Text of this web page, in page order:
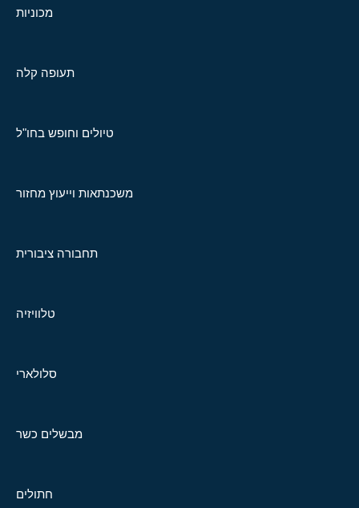
מכוניות
תעופה קלה
טיולים וחופש בחו"ל
משכנתאות וייעוץ מחזור
תחבורה ציבורית
טלוויזיה
סלולארי
מבשלים כשר
חתולים